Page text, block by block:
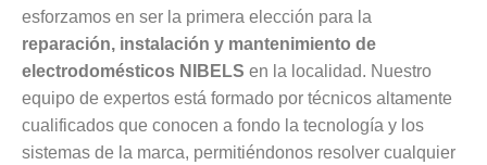
esforzamos en ser la primera elección para la
reparación, instalación y mantenimiento de
electrodomésticos NIBELS en la localidad. Nuestro
equipo de expertos está formado por técnicos altamente
cualificados que conocen a fondo la tecnología y los
sistemas de la marca, permitiéndonos resolver cualquier